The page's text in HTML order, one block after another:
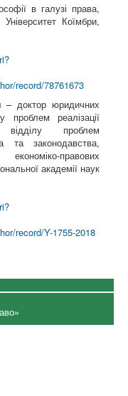
в галузі права,
Коїмбри,
record/78761673
– доктор юридичних
проблем реалізації
відділу проблем
та законодавства,
правових
академії наук
record/Y-1755-2018